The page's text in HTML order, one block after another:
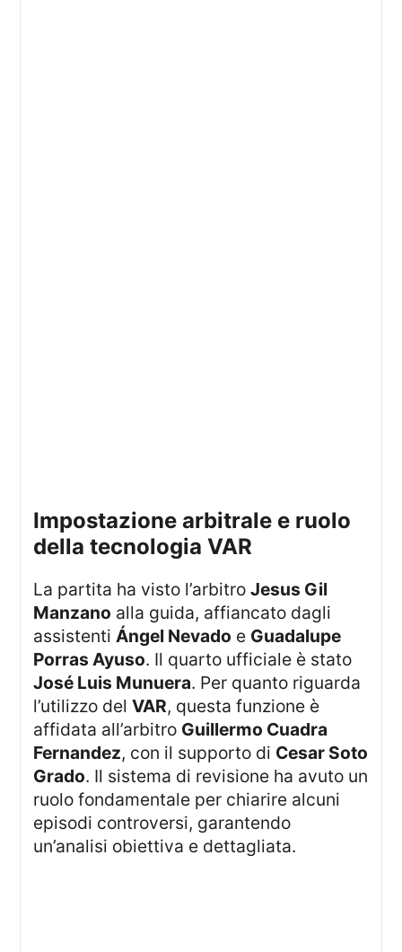
impostazione arbitrale e ruolo
della tecnologia VAR
La partita ha visto l’arbitroJesus Gil
Manzano alla guida, affiancato dagli
assistentiÁngel Nevado e Guadalupe
Porras Ayuso. Il quarto ufficiale è stato
José Luis Munuera. Per quanto riguarda
l’utilizzo delVAR, questa funzione è
affidata all’arbitro Guillermo Cuadra
Fernandez, con il supporto di Cesar Soto
Grado. Il sistema di revisione ha avuto un
ruolo fondamentale per chiarire alcuni
episodi controversi, garantendo
un’analisi obiettiva e dettagliata.